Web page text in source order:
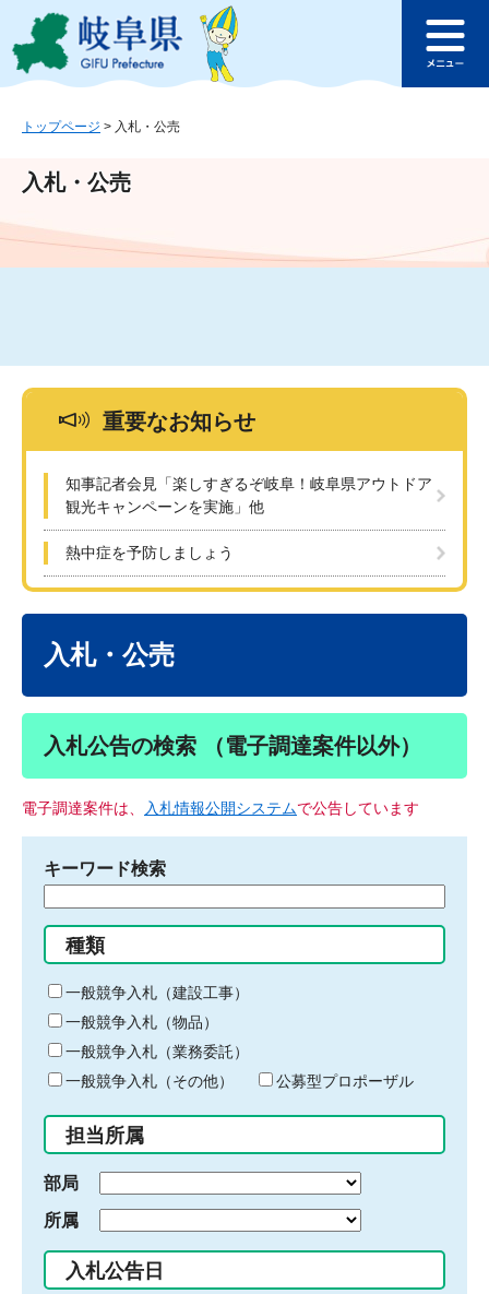
ジ
ュ
文
このページの本文へ
ュ
トップページ > 入札・公売
入札・公売
重要なお知らせ
知事記者会見「楽しすぎるぞ岐阜！岐阜県アウトドア
観光キャンペーンを実施」他
熱中症を予防しましょう
入札・公売
入札公告の検索 （電子調達案件以外）
電子調達案件は、 入札情報公開システムで公告しています
キーワード検索
る
キ
ー
ワ
ー
ド
入
力
種類
一般競争入札（建設工事）
一般競争入札（物品）
一般競争入札（業務委託）
一般競争入札（その他）
公募型プロポーザル
担当所属
部局
所属
入札公告日